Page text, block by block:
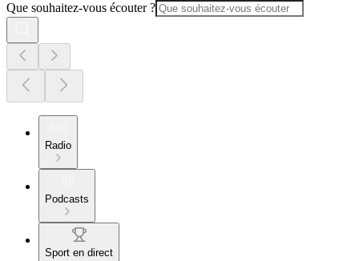
Que souhaitez-vous écouter ?
Radio
Podcasts
Sport en direct